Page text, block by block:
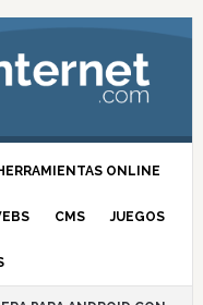
ONLINE
CMS JUEGOS